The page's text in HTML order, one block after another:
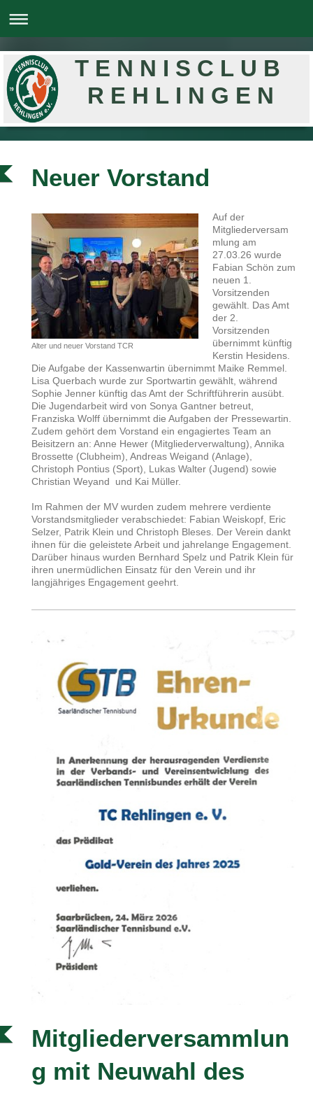
T E N N I S C L U B
R E H L I N G E N
Neuer Vorstand
Alter und neuer Vorstand TCR
Auf der
Mitgliederversam
mlung am
27.03.26 wurde
Fabian Schön zum
neuen 1.
Vorsitzenden
gewählt. Das Amt
der 2.
Vorsitzenden
übernimmt künftig
Kerstin Hesidens.
Die Aufgabe der Kassenwartin übernimmt Maike Remmel.
Lisa Querbach wurde zur Sportwartin gewählt, während
Sophie Jenner künftig das Amt der Schriftführerin ausübt.
Die Jugendarbeit wird von Sonya Gantner betreut,
Franziska Wolff übernimmt die Aufgaben der Pressewartin.
Zudem gehört dem Vorstand ein engagiertes Team an
Beisitzern an: Anne Hewer (Mitgliederverwaltung), Annika
Brossette (Clubheim), Andreas Weigand (Anlage),
Christoph Pontius (Sport), Lukas Walter (Jugend) sowie
Christian Weyand und Kai Müller.
Im Rahmen der MV wurden zudem mehrere verdiente
Vorstandsmitglieder verabschiedet: Fabian Weiskopf, Eric
Selzer, Patrik Klein und Christoph Bleses. Der Verein dankt
ihnen für die geleistete Arbeit und jahrelange Engagement.
Darüber hinaus wurden Bernhard Spelz und Patrik Klein für
ihren unermüdlichen Einsatz für den Verein und ihr
langjähriges Engagement geehrt.
Mitgliederversammlun
g mit Neuwahl des